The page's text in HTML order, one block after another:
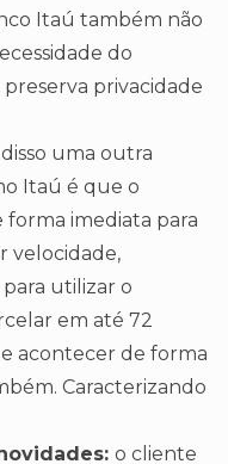
Itaú também não
do
privacidade
uma outra
Itaú é que o
imediata para
velocidade,
para utilizar o
em até 72
acontecer de forma
Caracterizando
o cliente